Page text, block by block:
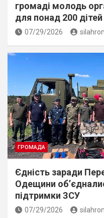
громаді молодь
для понад 200 дітей
07/29/2026
ГРОМАДА
Єдність заради
Одещини
підтримки ЗСУ
07/29/2026